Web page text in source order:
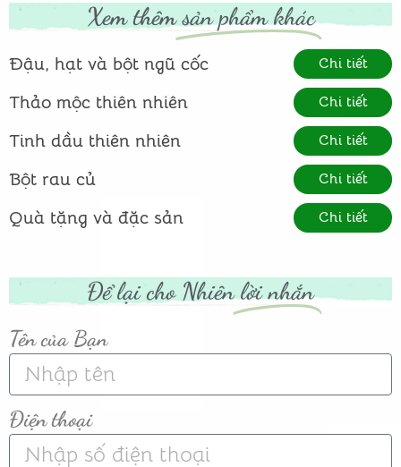
Xem thêm sản phẩm khác
Đậu, hạt và bột ngũ cốc Chi tiết
Thảo mộc thiên nhiên Chi tiết
Tinh dầu thiên nhiên Chi tiết
Bột rau củ Chi tiết
Quà tặng và đặc sản Chi tiết
Để lại cho Nhiên lời nhắn
Tên của Bạn
Điện thoại